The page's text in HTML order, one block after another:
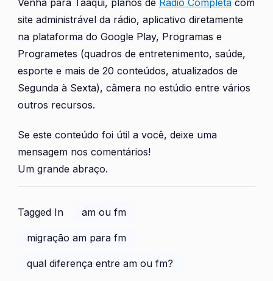
site administrável da rádio, aplicativo diretamente
na plataforma do Google Play, Programas e
Programetes (quadros de entretenimento, saúde,
esporte e mais de 20 conteúdos, atualizados de
Segunda à Sexta), câmera no estúdio entre vários
outros recursos.
Se este conteúdo foi útil a você, deixe uma
mensagem nos comentários!
Um grande abraço.
Tagged In am ou fm
migração am para fm
qual diferença entre am ou fm?